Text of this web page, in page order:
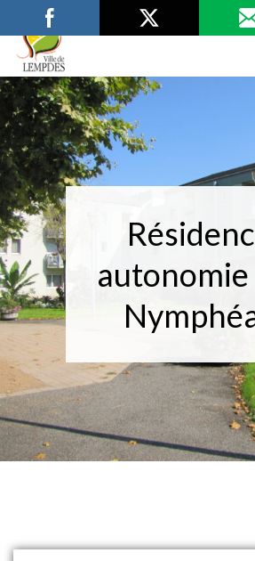
au
contenu
Mairie de Lempdes
Ville de Lempdes
autonomie